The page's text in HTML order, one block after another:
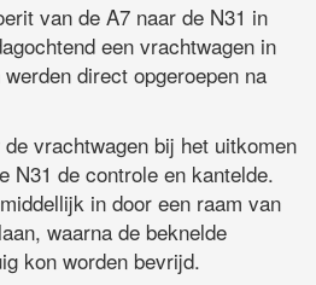
van de A7 naar de N31 in
een vrachtwagen in
direct opgeroepen na
vrachtwagen bij het uitkomen
N31 de controle en kantelde.
in door een raam van
waarna de beknelde
kon worden bevrijd.